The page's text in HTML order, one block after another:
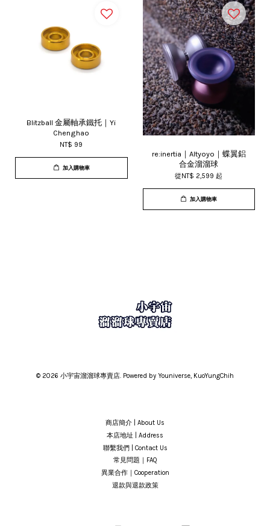
Blitzball 金屬軸承鐵托｜Yi
Chenghao
NT$ 99
加入購物車
re:inertia｜Altyoyo｜蝶翼鋁
合金溜溜球
從NT$ 2,599起
加入購物車
© 2026 小宇宙溜溜球專賣店. Powered by Youniverse, KuoYungChih
商店簡介 | About Us
本店地址 | Address
聯繫我們 | Contact Us
常見問題｜FAQ
異業合作｜Cooperation
退款與退款政策